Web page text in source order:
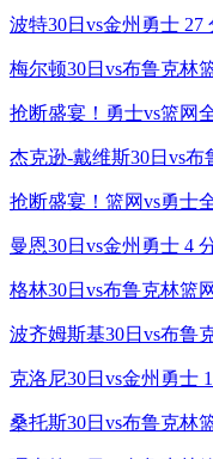
波特30日vs金州勇士 27
梅尔顿30日vs布鲁克林
抢断盛宴！勇士vs篮网
杰克逊-戴维斯30日vs
抢断盛宴！篮网vs勇士
曼恩30日vs金州勇士 4
格林30日vs布鲁克林篮
波齐姆斯基30日vs布鲁
克洛尼30日vs金州勇士
桑托斯30日vs布鲁克林